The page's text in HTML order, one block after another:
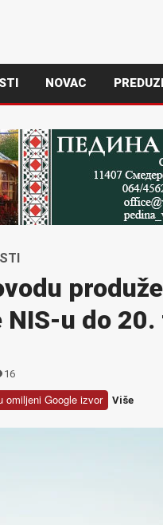
NOVAC
u do
16
Google izvor Više